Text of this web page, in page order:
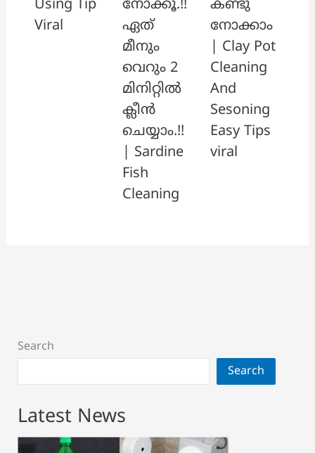
Using Tip
Viral
നോക്കൂ.!!
ഏത്
മീനും
വെറും 2
മിനിറ്റിൽ
ക്ലീൻ
ചെയ്യാം.!!
| Sardine
Fish
Cleaning
കണ്ടു
നോക്കാം
| Clay Pot
Cleaning
And
Sesoning
Easy Tips
viral
Search
Search
Latest News